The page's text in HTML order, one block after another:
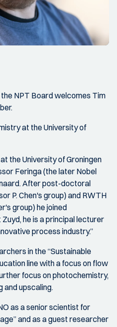
NPT Board welcomes Tim
at the University of
the University of Groningen
Feringa (the later Nobel
After post-doctoral
P. Chen's group) and RWTH
group) he joined
he is a principal lecturer
process industry.”
in the “Sustainable
line with a focus on flow
focus on photochemistry,
and upscaling.
as a senior scientist for
and as a guest researcher